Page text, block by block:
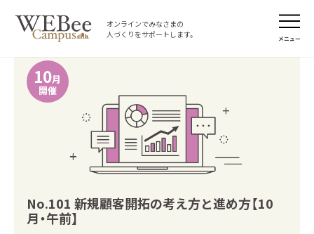
オンラインでみなさまの
人づくりをサポートします。
メニュー
10月
開催
No.101 新規顧客開拓の考え方と進め方【10
月・午前】